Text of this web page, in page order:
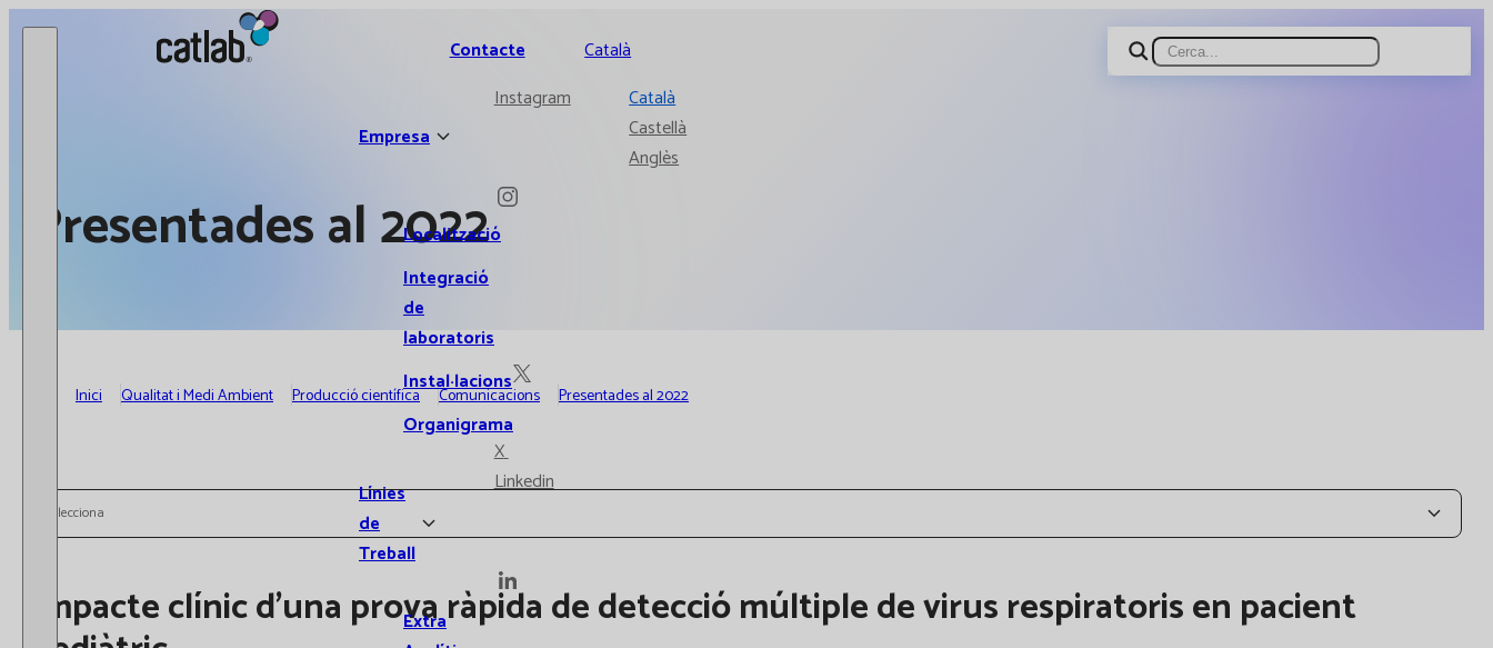
Catlab.
Empresa
Localització
Integració
de
laboratoris
Instal·lacions
Organigrama
Línies
de
Treball
Extra
Contacte
Instagram
X
Linkedin
Català
Català
Castellà
Anglès
Presentades al 2022
Inici Qualitat i Medi Ambient Producció científica Comunicacions Presentades al 2022
Selecciona
Impacte clínic d’una prova ràpida de detecció múltiple de virus respiratoris en pacient